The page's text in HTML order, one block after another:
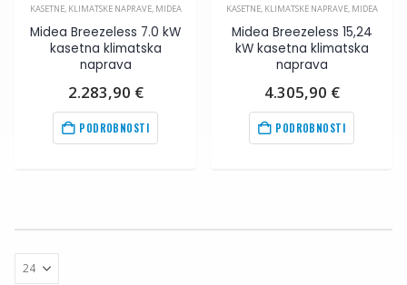
KASETNE, KLIMATSKE NAPRAVE, MIDEA
Midea Breezeless 7.0 kW
kasetna klimatska
naprava
2.283,90 €
PODROBNOSTI
KASETNE, KLIMATSKE NAPRAVE, MIDEA
Midea Breezeless 15,24
kW kasetna klimatska
naprava
4.305,90 €
PODROBNOSTI